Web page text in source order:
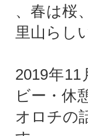
、春は桜
里山らし
2019年
ビー・休
オロチの